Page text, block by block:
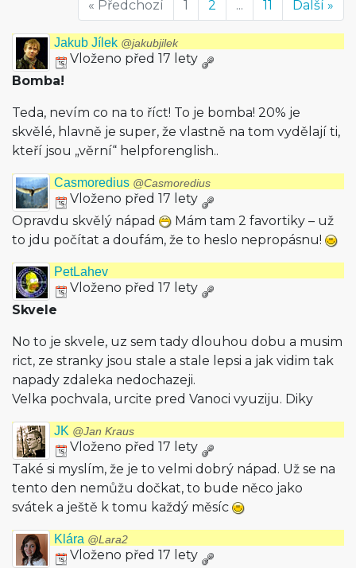
« Předchozí 1 2 ... 11 Další »
Jakub Jílek @jakubjilek
Vloženo před 17 lety
Bomba!
Teda, nevím co na to říct! To je bomba! 20% je
skvělé, hlavně je super, že vlastně na tom vydělají ti,
kteří jsou „věrní“ helpforenglish..
Casmoredius @Casmoredius
Vloženo před 17 lety
Opravdu skvělý nápad
Mám tam 2 favortiky – už
to jdu počítat a doufám, že to heslo nepropásnu!
PetLahev
Vloženo před 17 lety
Skvele
No to je skvele, uz sem tady dlouhou dobu a musim
rict, ze stranky jsou stale a stale lepsi a jak vidim tak
napady zdaleka nedochazeji.
Velka pochvala, urcite pred Vanoci vyuziju. Diky
JK @Jan Kraus
Vloženo před 17 lety
Také si myslím, že je to velmi dobrý nápad. Už se na
tento den nemůžu dočkat, to bude něco jako
svátek a ještě k tomu každý měsíc
Klára @Lara2
Vloženo před 17 lety